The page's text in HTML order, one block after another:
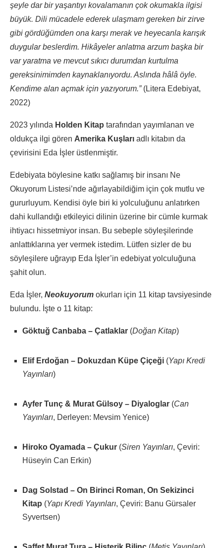
şeyle dar bir yaşantıyı kovalamanın çok okumakla ilgisi
büyük. Dili mücadele ederek ulaşmam gereken bir zirve
gibi gördüğümden ona karşı merak ve heyecanla karışık
duygular beslerdim. Hikâyeler anlatma arzum başka bir
var yaratma ve mevcut sıkıcı durumdan kurtulma
gereksinimimden kaynaklanıyordu. Aslında hâlâ öyle.
Kendime alan açmak için yazıyorum.”(Litera Edebiyat,
2022)
2023 yılında Holden Kitap tarafından yayımlanan ve
oldukça ilgi gören Amerika Kuşları adlı kitabın da
çevirisini Eda İşler üstlenmiştir.
Edebiyata böylesine katkı sağlamış bir insanı Ne
Okuyorum Listesi’nde ağırlayabildiğim için çok mutlu ve
gururluyum. Kendisi öyle biri ki yolculuğunu anlatırken
dahi kullandığı etkileyici dilinin üzerine bir cümle kurmak
ihtiyacı hissetmiyor insan. Bu sebeple söyleşilerinde
anlattıklarına yer vermek istedim. Lütfen sizler de bu
söyleşilere uğrayıp Eda İşler’in edebiyat yolculuğuna
şahit olun.
Eda İşler, Neokuyorum okurları için 11 kitap tavsiyesinde
bulundu. İşte o 11 kitap:
Göktuğ Canbaba – Çatlaklar (Doğan Kitap)
Elif Erdoğan – Dokuzdan Küpe Çiçeği (Yapı Kredi
Yayınları)
Ayfer Tunç & Murat Gülsoy – Diyaloglar (Can
Yayınları, Derleyen: Mevsim Yenice)
Hiroko Oyamada – Çukur (Siren Yayınları, Çeviri:
Hüseyin Can Erkin)
Dag Solstad – On Birinci Roman, On Sekizinci
Kitap (Yapı Kredi Yayınları, Çeviri: Banu Gürsaler
Syvertsen)